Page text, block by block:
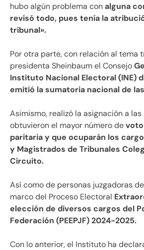
hubo algún problema conalguna
revisó todo, pues tenía la
tribunal».
Por otra parte, con relación al tema
presidenta Sheinbaum el Consejo
Instituto Nacional Electoral (INE)
emitió la sumatoria nacional de
Asimismo, realizó la asignación a
obtuvieron el mayor número de
paritaria y que ocuparán los
y Magistrados de Tribunales
Circuito.
Así como de personas juzgadoras
marco del Proceso Electoral
elección de diversos cargos del
Federación (PEEPJF) 2024-2025.
Con lo anterior, el Instituto ha